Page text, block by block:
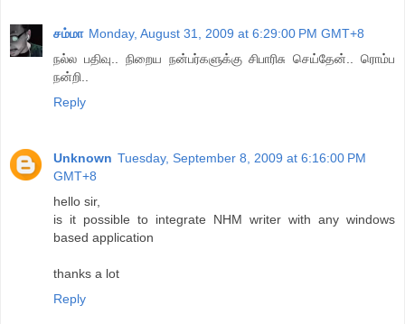
சம்மா Monday, August 31, 2009 at 6:29:00 PM GMT+8
நல்ல பதிவு.. நிறைய நன்பர்களுக்கு சிபாரிசு செய்தேன்.. ரொம்ப
நன்றி..
Reply
Unknown Tuesday, September 8, 2009 at 6:16:00 PM
GMT+8
hello sir,
is it possible to integrate NHM writer with any windows
based application
thanks a lot
Reply